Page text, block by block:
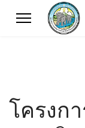
โครงก